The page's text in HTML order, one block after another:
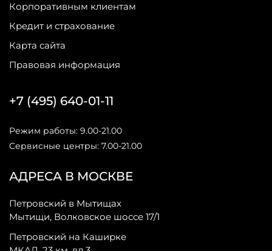
Корпоративным клиентам
Кредит и страхование
Карта сайта
Правовая информация
АДРЕСА В МОСКВЕ
Петровский в Мытищах
Мытищи, Волковское шоссе 17/1
Петровский на Каширке
+7 (495) 640-01-11
Режим работы: 9.00-21.00
Сервисные центры: 7.00-21.00